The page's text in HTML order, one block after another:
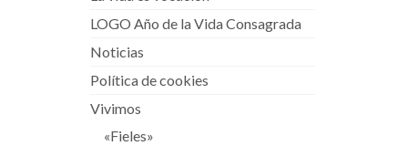
LOGO Año de la Vida Consagrada
Noticias
Política de cookies
Vivimos
«Fieles»